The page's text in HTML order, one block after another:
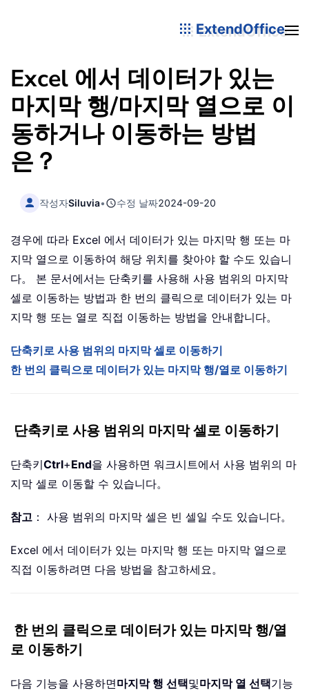
ExtendOffice
Excel 에서 데이터가 있는
마지막 행/마지막 열으로 이
동하거나 이동하는 방법
은？
작성자Siluvia• 수정 날짜2024-09-20
경우에 따라 Excel 에서 데이터가 있는 마지막 행 또는 마
지막 열으로 이동하여 해당 위치를 찾아야 할 수도 있습니
다。 본 문서에서는 단축키를 사용해 사용 범위의 마지막
셀로 이동하는 방법과 한 번의 클릭으로 데이터가 있는 마
지막 행 또는 열로 직접 이동하는 방법을 안내합니다。
단축키로 사용 범위의 마지막 셀로 이동하기
한 번의 클릭으로 데이터가 있는 마지막 행/열로 이동하기
단축키로 사용 범위의 마지막 셀로 이동하기
단축키Ctrl+End을 사용하면 워크시트에서 사용 범위의 마
지막 셀로 이동할 수 있습니다。
참고 ： 사용 범위의 마지막 셀은 빈 셀일 수도 있습니다。
Excel 에서 데이터가 있는 마지막 행 또는 마지막 열으로
직접 이동하려면 다음 방법을 참고하세요。
한 번의 클릭으로 데이터가 있는 마지막 행/열
로 이동하기
다음 기능을 사용하면마지막 행 선택및마지막 열 선택기능